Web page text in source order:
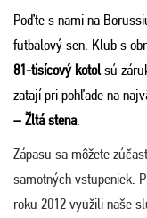
Poďte s nami na
futbalový sen. Klub s
81-tisícový kotolsú
zatají pri pohľade na
– Žltá stena.
Zápasu sa môžete
samotných vstupeniek.
roku 2012 využili naše